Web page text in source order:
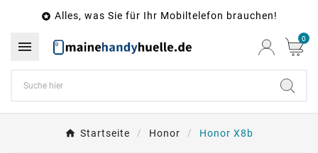
 Alles, was Sie für Ihr Mobiltelefon brauchen!
 0
Startseite Honor Honor X8b